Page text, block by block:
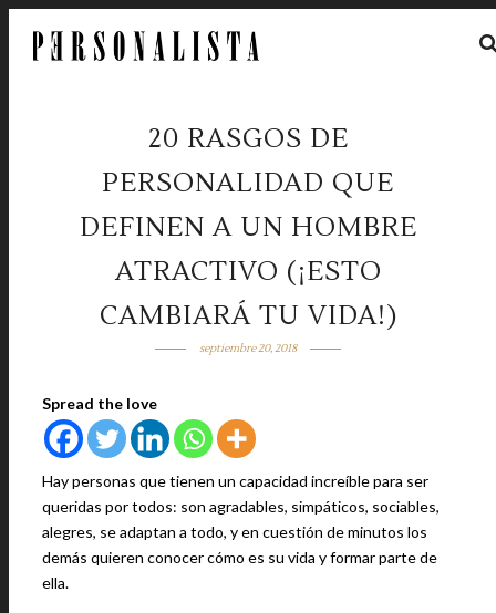
20 RASGOS DE
PERSONALIDAD QUE
DEFINEN A UN HOMBRE
ATRACTIVO (¡ESTO
CAMBIARÁ TU VIDA!)
septiembre 20, 2018
Spread the love
Hay personas que tienen un capacidad increíble para ser
queridas por todos: son agradables, simpáticos, sociables,
alegres, se adaptan a todo, y en cuestión de minutos los
demás quieren conocer cómo es su vida y formar parte de
ella.